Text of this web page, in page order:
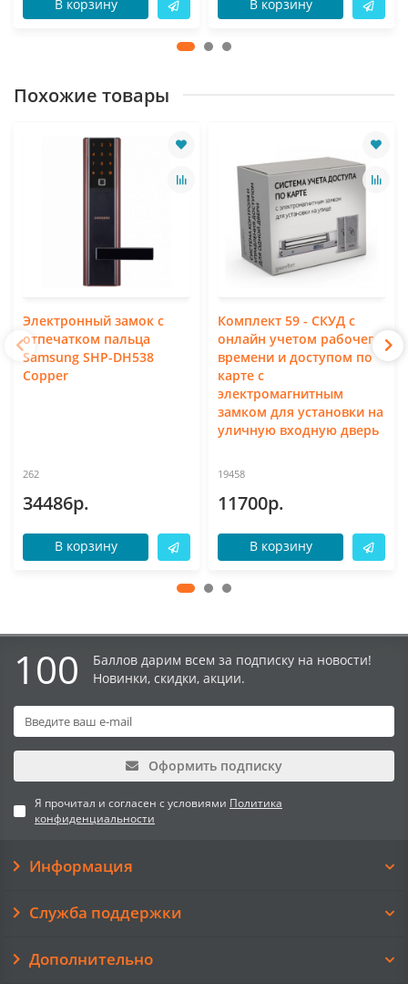
В корзину В корзину
Похожие товары
Электронный замок с
отпечатком пальца
Samsung SHP-DH538
Copper
262
34486р.
В корзину
Комплект 59 - СКУД с
онлайн учетом рабочего
времени и доступом по
карте с
электромагнитным
замком для установки на
уличную входную дверь
19458
11700р.
В корзину
100
Баллов дарим всем за подписку на новости!
Новинки, скидки, акции.
Оформить подписку
Я прочитал и согласен с условиями Политика
конфиденциальности
Информация
Служба поддержки
Дополнительно